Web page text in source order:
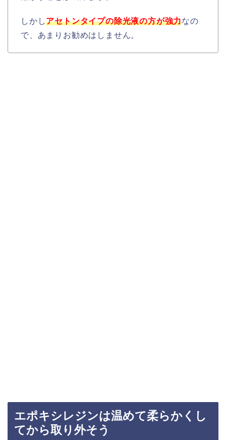
しかしアセトンタイプの除光液の方が強力なの
で、あまりお勧めはしません。
エポキシレジンは温めて柔らかくし
てから取り外そう